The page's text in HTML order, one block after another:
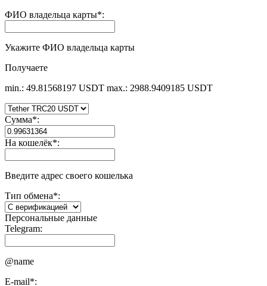
ФИО владельца карты*:
Укажите ФИО владельца карты
Получаете
min.: 49.81568197 USDT max.: 2988.9409185 USDT
Сумма*:
На кошелёк*:
Введите адрес своего кошелька
Тип обмена*:
Персональные данные
Telegram:
@name
E-mail*: